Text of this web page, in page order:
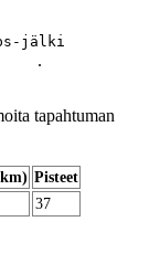
jälki
tapahtuman
Pisteet
37